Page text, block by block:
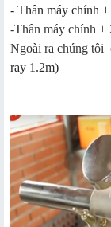
- Thân máy chính
-Thân máy chính +
Ngoài ra chúng tôi
ray 1.2m)